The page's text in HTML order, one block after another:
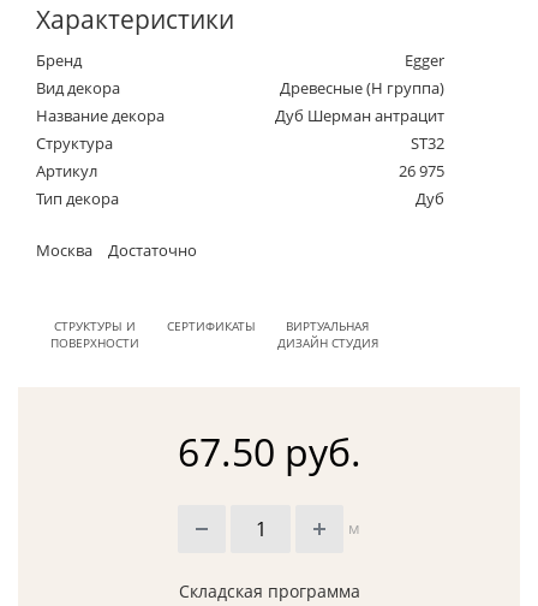
Характеристики
Бренд
Egger
Вид декора
Древесные (Н группа)
Название декора
Дуб Шерман антрацит
Структура
ST32
Артикул
26 975
Тип декора
Дуб
Москва Достаточно
СТРУКТУРЫ И
ПОВЕРХНОСТИ
СЕРТИФИКАТЫ
ВИРТУАЛЬНАЯ
ДИЗАЙН СТУДИЯ
67.50 руб.
м
Складская программа